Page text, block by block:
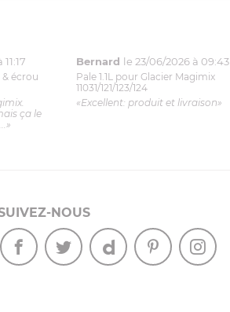
écrou
ça le
Bernard le 23/06/2026 à 09:43
Pale 1.1L pour Glacier Magimix
11031/121/123/124
«Excellent: produit et livraison»
NOUS